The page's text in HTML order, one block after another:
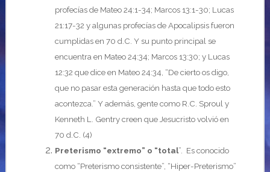
profecías de Mateo 24:1-34; Marcos 13:1-30; Lucas
21:17-32 y algunas profecías de Apocalipsis fueron
cumplidas en 70 d.C. Y su punto principal se
encuentra en Mateo 24:34; Marcos 13:30; y Lucas
12:32 que dice en Mateo 24:34, “De cierto os digo,
que no pasar esta generación hasta que todo esto
acontezca.” Y además, gente como R.C. Sproul y
Kenneth L. Gentry creen que Jesucristo volvió en
70 d.C. (4)
Preterismo “extremo” o “total”. Es conocido
como “Preterismo consistente”, “Hiper-Preterismo”